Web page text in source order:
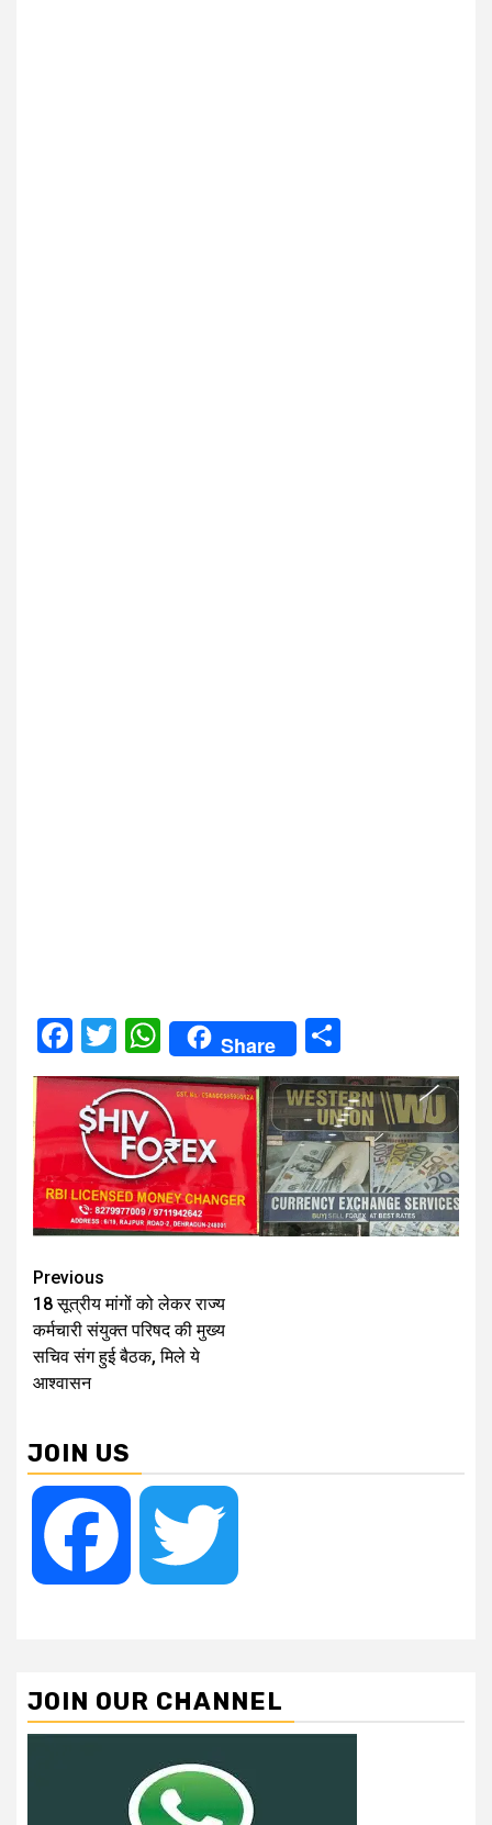
Facebook
Twitter
WhatsApp
Share
Continue
Reading
Previous
18 सूत्रीय मांगों को लेकर राज्य
कर्मचारी संयुक्त परिषद की मुख्य
सचिव संग हुई बैठक, मिले ये
आश्वासन
JOIN US
Facebook
JOIN OUR CHANNEL